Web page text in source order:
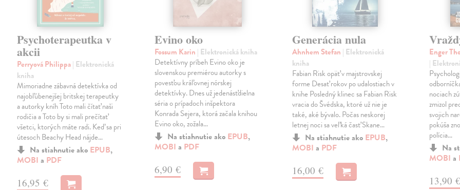
Psychoterapeutka v
akcii
Perryová Philippa| Elektronická
kniha
Mimoriadne zábavná detektívka od
najobľúbenejšej britskej terapeutky
a autorky kníh Toto mali čítať naši
rodičia a Toto by si mali prečítať
všetci, ktorých máte radi. Keď sa pri
útesoch Beachy Head nájde…
Na stiahnutie ako EPUB,
MOBI a PDF
16,95 €
Evino oko
Fossum Karin | Elektronická kniha
Detektívny príbeh Evino oko je
slovenskou premiérou autorky s
povesťou kráľovnej nórskej
detektívky. Dnes už jedenásťdielna
séria o prípadoch inšpektora
Konrada Sejera, ktorá začala knihou
Evino oko, zožala…
Na stiahnutie ako EPUB,
MOBI a PDF
6,90 €
Generácia nula
Ahnhem Stefan | Elektronická
kniha
Fabian Risk opäť v majstrovskej
forme Desať rokov po udalostiach v
knihe Posledný klinec sa Fabian Risk
vracia do Švédska, ktoré už nie je
také, aké bývalo. Počas neskorej
letnej noci sa veľká časť Skane…
Na stiahnutie ako EPUB,
MOBI a PDF
16,00 €
Enger
|
nociach
zmizol
svojich
pokúša
polícia…
Na
MOBI a
13,90 €